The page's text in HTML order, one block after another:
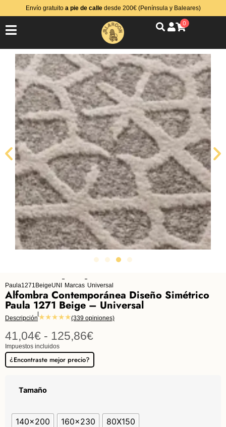
Envío gratuito a pie de calledesde 200€ (Península y Baleares)
0
Paula1271BeigeUNI Marcas Universal
Alfombra Contemporánea Diseño Simétrico
Paula 1271 Beige – Universal
Descripción ★★★★★(339 opiniones)
41,04€ - 125,86€
Impuestos incluidos
¿Encontraste mejor precio?
Tamaño
140x200 160x230 80X150